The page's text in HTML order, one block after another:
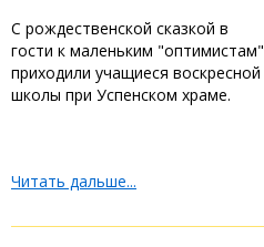
С рождественской сказкой в
гости к маленьким "оптимистам"
приходили учащиеся воскресной
школы при Успенском храме.
Читать дальше...